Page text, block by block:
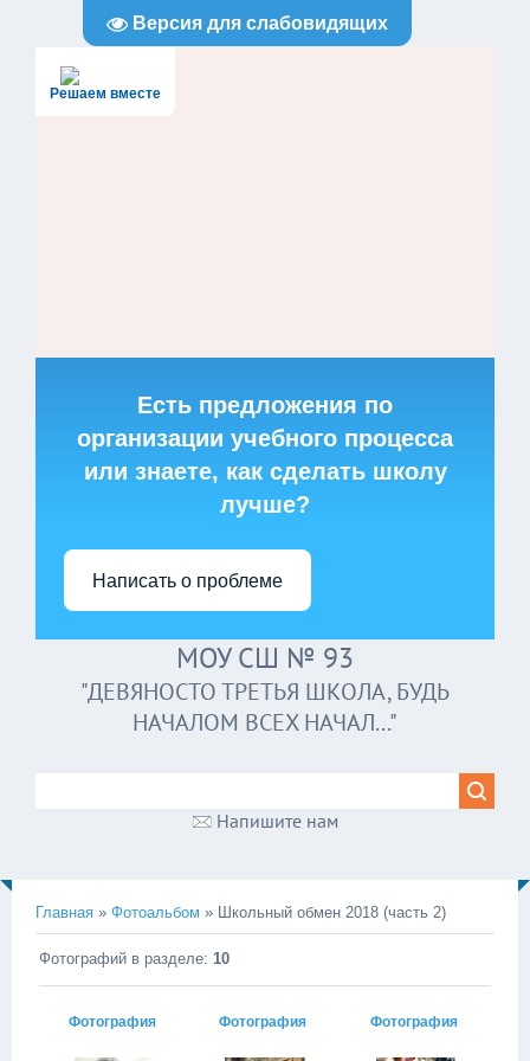
Версия для слабовидящих
Решаем вместе
Есть предложения по
организации учебного процесса
или знаете, как сделать школу
лучше?
Написать о проблеме
МОУ СШ № 93
"ДЕВЯНОСТО ТРЕТЬЯ ШКОЛА, БУДЬ
НАЧАЛОМ ВСЕХ НАЧАЛ..."
Напишите нам
Главная » Фотоальбом » Школьный обмен 2018 (часть 2)
Фотографий в разделе: 10
Фотография Фотография Фотография